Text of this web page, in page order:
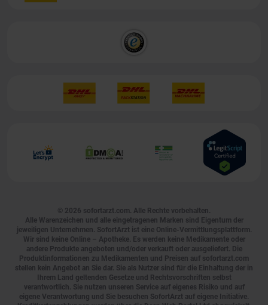
© 2026 sofortarzt.com. Alle Rechte vorbehalten.
Alle Warenzeichen und alle eingetragenen Marken sind Eigentum der
jeweiligen Unternehmen. SofortArzt ist eine Online-Vermittlungsplattform.
Wir sind keine Online – Apotheke. Es werden keine Medikamente oder
andere Produkte angeboten und/oder verkauft oder ausgeliefert. Die
Produktinformationen zu Medikamenten und Preisen auf sofortarzt.com
stellen kein Angebot an Sie dar. Sie als Nutzer sind für die Einhaltung der in
Ihrem Land geltenden Gesetze und Rechtsvorschriften selbst
verantwortlich. Sie nutzen unseren Service auf eigenes Risiko und auf
eigene Verantwortung und Sie besuchen SofortArzt auf eigene Initiative.